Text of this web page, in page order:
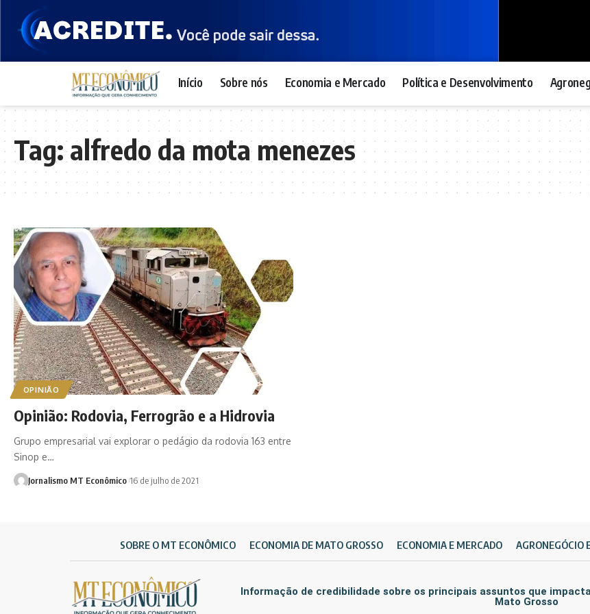
Início Sobre nós Economia e Mercado Política e Desenvolvimento
Tag:alfredo da mota menezes
OPINIÃO
Opinião: Rodovia, Ferrogrão e a Hidrovia
Grupo empresarial vai explorar o pedágio da rodovia 163 entre
Sinop e…
Jornalismo MT Econômico 16 de julho de 2021
SOBRE O MT ECONÔMICO ECONOMIA DE MATO GROSSO ECONOMIA E MERCADO AGRONEGÓCIO
Informação de credibilidade sobre os principais assuntos que
Mato Grosso